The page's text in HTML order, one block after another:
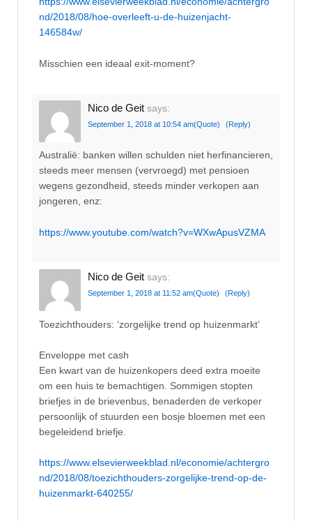
nd/2018/08/hoe-overleeft-u-de-huizenjacht-
146584w/
Misschien een ideaal exit-moment?
Nico de Geit says:
September 1, 2018 at 10:54 am(Quote) (Reply)
Australië: banken willen schulden niet herfinancieren,
steeds meer mensen (vervroegd) met pensioen
wegens gezondheid, steeds minder verkopen aan
jongeren, enz:
https://www.youtube.com/watch?v=WXwApusVZMA
Nico de Geit says:
September 1, 2018 at 11:52 am(Quote) (Reply)
Toezichthouders: ‘zorgelijke trend op huizenmarkt’
Enveloppe met cash
Een kwart van de huizenkopers deed extra moeite
om een huis te bemachtigen. Sommigen stopten
briefjes in de brievenbus, benaderden de verkoper
persoonlijk of stuurden een bosje bloemen met een
begeleidend briefje.
https://www.elsevierweekblad.nl/economie/achtergro
nd/2018/08/toezichthouders-zorgelijke-trend-op-de-
huizenmarkt-640255/